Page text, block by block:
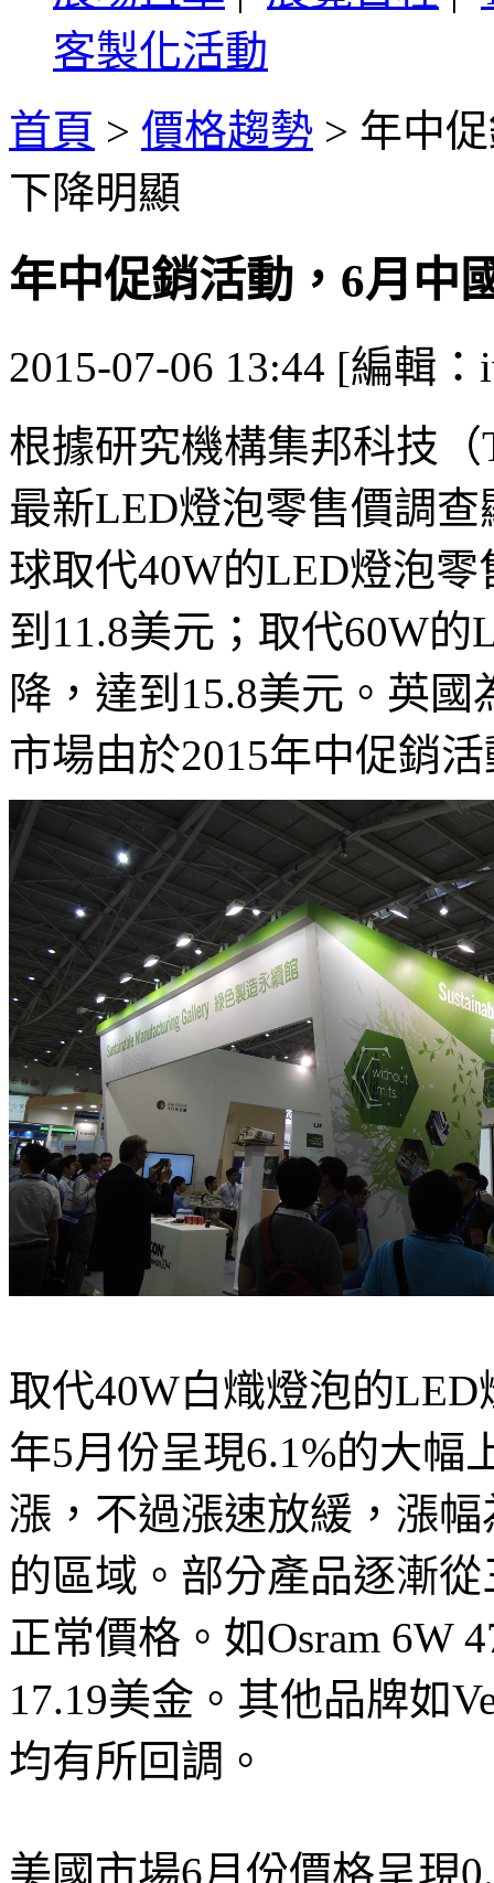
客製化活動
首頁 > 價格趨勢 > 年中
下降明顯
年中促銷活動，6月中
2015-07-06 13:44 [編輯：
根據研究機構集邦科技（
最新LED燈泡零售價調
球取代40W的LED燈泡
到11.8美元；取代60W
降，達到15.8美元。英
市場由於2015年中促銷
取代40W白熾燈泡的
年5月份呈現6.1%的大幅
漲，不過漲速放緩，漲
的區域。部分產品逐漸
正常價格。如Osram 6W
17.19美金。其他品牌如
均有所回調。
美國市場6月份價格呈現